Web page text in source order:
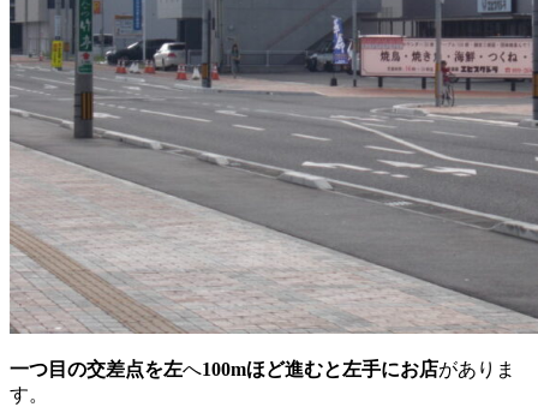
一つ目の交差点を左へ100mほど進むと左手にお店がありま
す。